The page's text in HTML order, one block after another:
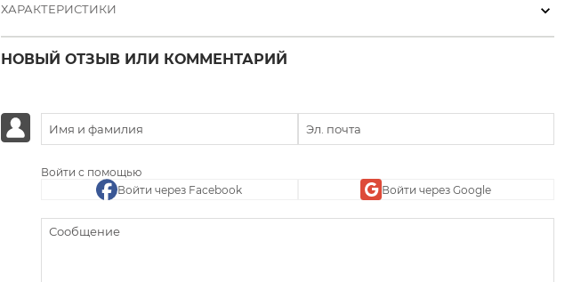
ХАРАКТЕРИСТИКИ
НОВЫЙ ОТЗЫВ ИЛИ КОММЕНТАРИЙ
Войти с помощью
Войти через Facebook
Войти через Google